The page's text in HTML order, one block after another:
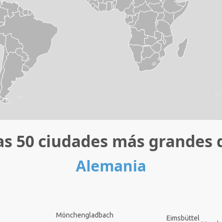
50 ciudades más grandes
Alemania
Mönchengladbach Eimsbüttel